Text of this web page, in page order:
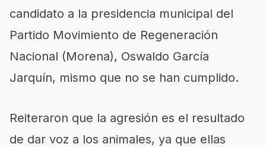
candidato a la presidencia municipal del
Partido Movimiento de Regeneración
Nacional (Morena), Oswaldo García
Jarquín, mismo que no se han cumplido.
Reiteraron que la agresión es el resultado
de dar voz a los animales, ya que ellas